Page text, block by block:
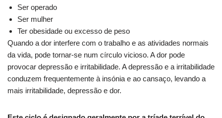
Ser operado
Ser mulher
Ter obesidade ou excesso de peso
Quando a dor interfere com o trabalho e as atividades normais
da vida, pode tornar-se num círculo vicioso. A dor pode
provocar depressão e irritabilidade. A depressão e a irritabilidade
conduzem frequentemente à insónia e ao cansaço, levando a
mais irritabilidade, depressão e dor.